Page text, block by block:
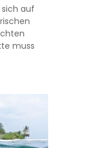
sich auf
muss